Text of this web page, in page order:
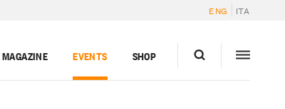
ENG ITA
MAGAZINE EVENTS SHOP